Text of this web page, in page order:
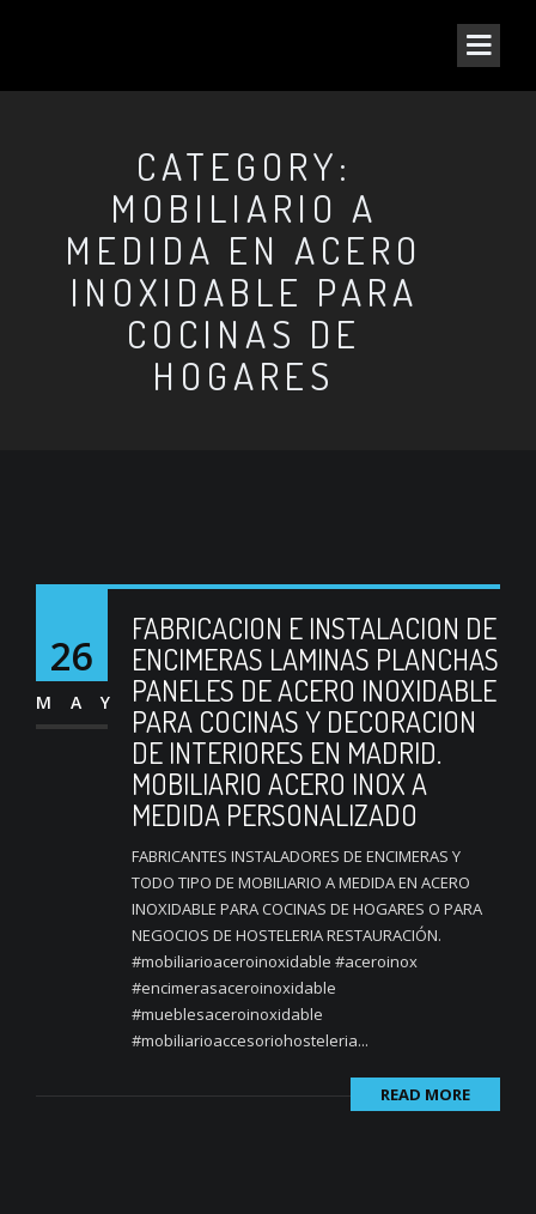
CATEGORY:
MOBILIARIO A
MEDIDA EN ACERO
INOXIDABLE PARA
COCINAS DE
HOGARES
26
MAY
FABRICACION E INSTALACION DE
ENCIMERAS LAMINAS PLANCHAS
PANELES DE ACERO INOXIDABLE
PARA COCINAS Y DECORACION
DE INTERIORES EN MADRID.
MOBILIARIO ACERO INOX A
MEDIDA PERSONALIZADO
FABRICANTES INSTALADORES DE ENCIMERAS Y
TODO TIPO DE MOBILIARIO A MEDIDA EN ACERO
INOXIDABLE PARA COCINAS DE HOGARES O PARA
NEGOCIOS DE HOSTELERIA RESTAURACIÓN.
#mobiliarioaceroinoxidable #aceroinox
#encimerasaceroinoxidable
#mueblesaceroinoxidable
#mobiliarioaccesoriohosteleria...
READ MORE